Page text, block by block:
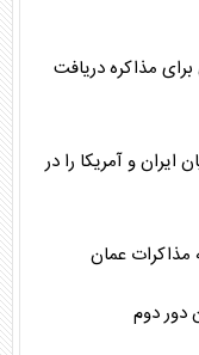
برای مذاکره دریافت
ایران و آمریکا را در
مذاکرات عمان
دور دوم